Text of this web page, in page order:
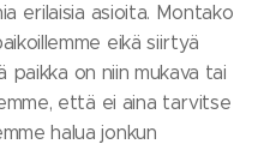
erilaisia asioita. Montako
eikä siirtyä
paikka on niin mukava tai
että ei aina tarvitse
halua jonkun